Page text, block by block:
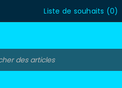
Liste de souhaits (0)